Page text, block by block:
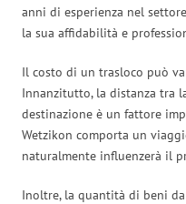
anni di esperienza nel
la sua affidabilità e
Il costo di un trasloco può
Innanzitutto, la distanza tra
destinazione è un fattore
Wetzikon comporta un
naturalmente influenzerà il
Inoltre, la quantità di beni